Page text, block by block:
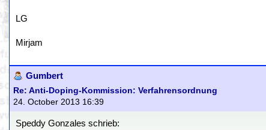
LG
Mirjam
Gumbert
Re: Anti-Doping-Kommission: Verfahrensordnung
24. October 2013 16:39
Speddy Gonzales schrieb: